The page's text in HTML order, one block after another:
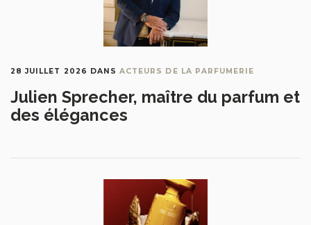
28 JUILLET 2026 DANSACTEURS DE LA PARFUMERIE
Julien Sprecher, maître du parfum et
des élégances